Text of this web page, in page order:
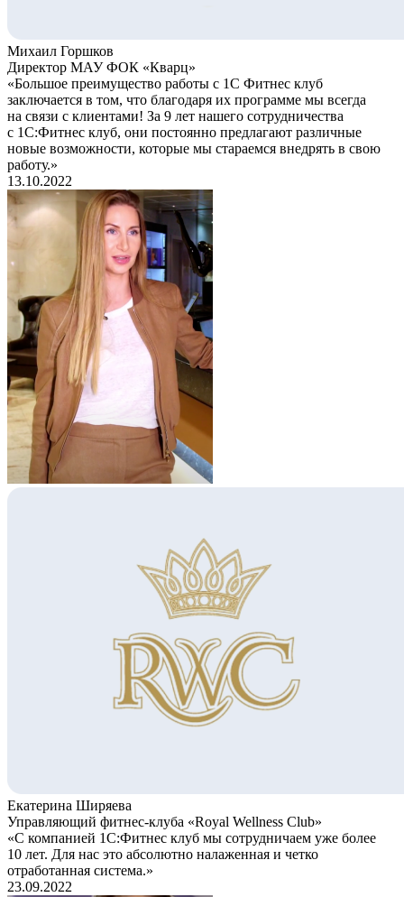
Михаил Горшков
Директор МАУ ФОК «Кварц»
«Большое преимущество работы с 1С Фитнес клуб
заключается в том, что благодаря их программе мы всегда
на связи с клиентами! За 9 лет нашего сотрудничества
с 1С:Фитнес клуб, они постоянно предлагают различные
новые возможности, которые мы стараемся внедрять в свою
работу.»
13.10.2022
Екатерина Ширяева
Управляющий фитнес-клуба «Royal Wellness Club»
«С компанией 1С:Фитнес клуб мы сотрудничаем уже более
10 лет. Для нас это абсолютно налаженная и четко
отработанная система.»
23.09.2022